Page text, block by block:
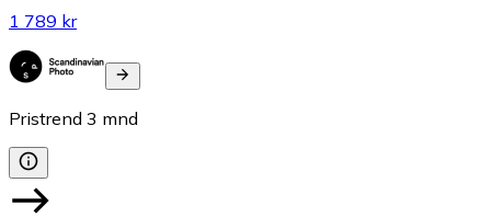
1 789 kr
Pristrend 3 mnd